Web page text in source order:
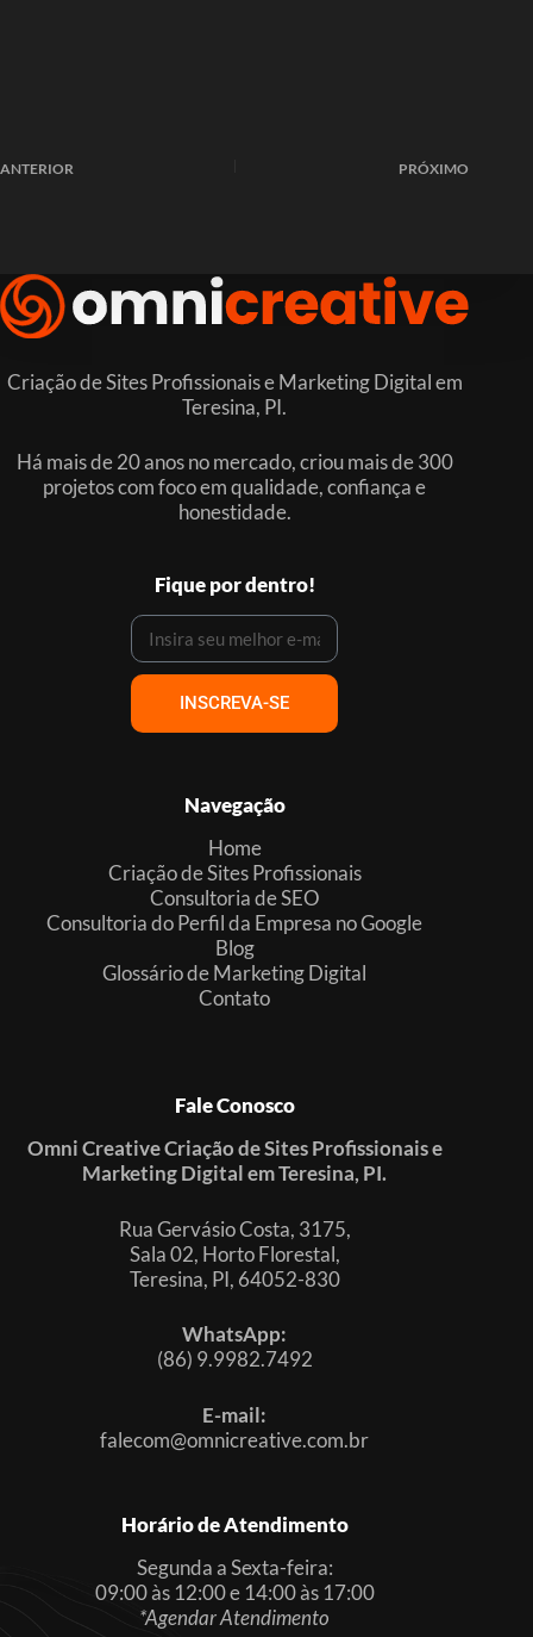
ANTERIOR PRÓXIMO
Criação de Sites Profissionais e Marketing Digital em
Teresina, PI.
Há mais de 20 anos no mercado, criou mais de 300
projetos com foco em qualidade, confiança e
honestidade.
Fique por dentro!
INSCREVA-SE
Navegação
Home
Criação de Sites Profissionais
Consultoria de SEO
Consultoria do Perfil da Empresa no Google
Blog
Glossário de Marketing Digital
Contato
Fale Conosco
Omni Creative Criação de Sites Profissionais e
Marketing Digital em Teresina, PI.
Rua Gervásio Costa, 3175,
Sala 02, Horto Florestal,
Teresina, PI, 64052-830
WhatsApp:
(86) 9.9982.7492
E-mail:
falecom@omnicreative.com.br
Horário de Atendimento
Segunda a Sexta-feira:
09:00 às 12:00 e 14:00 às 17:00
*Agendar Atendimento